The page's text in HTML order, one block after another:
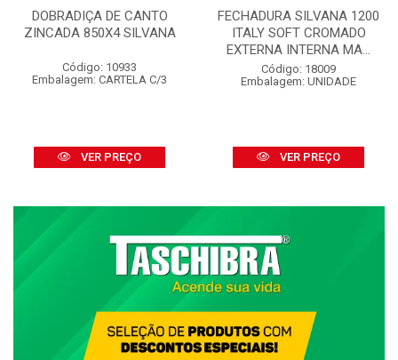
DOBRADIÇA DE CANTO
ZINCADA 850X4 SILVANA
Código: 10933
Embalagem: CARTELA C/3
VER PREÇO
FECHADURA SILVANA 1200
ITALY SOFT CROMADO
EXTERNA INTERNA MA...
Código: 18009
Embalagem: UNIDADE
VER PREÇO